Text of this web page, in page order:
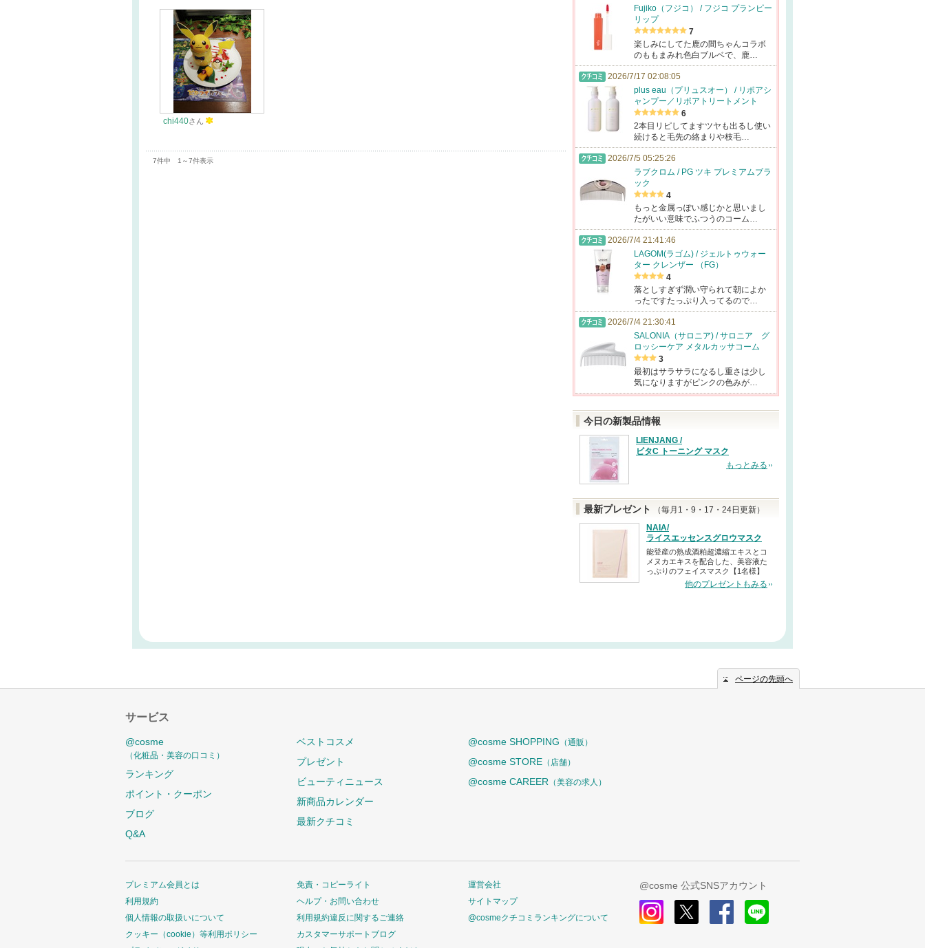
chi440さん
7件中 1～7件表示
Fujiko（フジコ） / フジコ プランピー
リップ
7
楽しみにしてた鹿の間ちゃんコラボ
のももまみれ色白ブルベで、鹿…
2026/7/17 02:08:05
plus eau（プリュスオー） / リポアシ
ャンプー／リポアトリートメント
6
2本目リピしてますツヤも出るし使い
続けると毛先の絡まりや枝毛…
2026/7/5 05:25:26
ラブクロム / PG ツキ プレミアムブラ
ック
4
もっと金属っぽい感じかと思いまし
たがいい意味でふつうのコーム…
2026/7/4 21:41:46
LAGOM(ラゴム) / ジェルトゥウォー
ター クレンザー （FG）
4
落としすぎず潤い守られて朝によか
ったですたっぷり入ってるので…
2026/7/4 21:30:41
SALONIA（サロニア) / サロニア グ
ロッシーケア メタルカッサコーム
3
最初はサラサラになるし重さは少し
気になりますがピンクの色みが…
今日の新製品情報
LIENJANG /
ビタC トーニング マスク
もっとみる
最新プレゼント
（毎月1・9・17・24日更新）
NAIA/
ライスエッセンスグロウマスク
能登産の熟成酒粕超濃縮エキスとコ
メヌカエキスを配合した、美容液た
っぷりのフェイスマスク【1名様】
他のプレゼントもみる
ページの先頭へ
サービス
@cosme
（化粧品・美容の口コミ）
ランキング
ポイント・クーポン
ブログ
Q&A
ベストコスメ
プレゼント
ビューティニュース
新商品カレンダー
最新クチコミ
@cosme SHOPPING （通販）
@cosme STORE （店舗）
@cosme CAREER （美容の求人）
プレミアム会員とは
利用規約
個人情報の取扱いについて
クッキー（cookie）等利用ポリシー
免責・コピーライト
ヘルプ・お問い合わせ
利用規約違反に関するご連絡
カスタマーサポートブログ
運営会社
サイトマップ
@cosmeクチコミランキングについて
@cosme 公式SNSアカウント